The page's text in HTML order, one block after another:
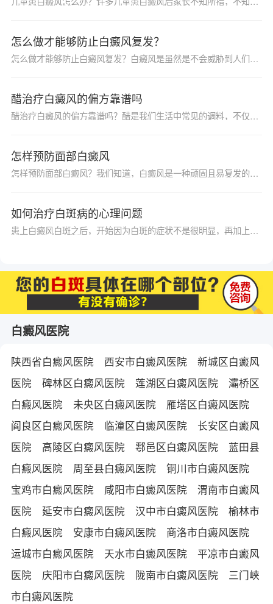
怎么做才能够防止白癜风复发？
怎么做才能够防止白癜风复发？白癜风是虽然是不会威胁到人们的生命，但是对患者的日常生活和工作影响都是相当大的，需要第一时间采取治疗白癜风的措施才行，但是根据我国的临床调查显示发现，很多患者在治愈后还会复发，为了减少患者的复发几率，为大家介绍的则是怎么做才能够防止白癜风复发，想要了解的朋友下面我们一起看下介绍吧。
醋治疗白癜风的偏方靠谱吗
醋治疗白癜风的偏方靠谱吗？醋是我们生活中常见的调料，不仅具有强大的调味功能，还可以进行室内消毒的作用，那么你听说过醋可以治疗白癜风疾病吗？农村很多地方都知道白癜风偏方治疗都有提到用白醋，今天我们就来给大家聊聊，看这个事情是否靠谱呢？
怎样预防面部白癜风
怎样预防面部白癜风？我们知道，白癜风是一种顽固且易复发的色素皮肤病，其发生的部位并不固定，该病的出现严重影响患者的形象，让患者苦不堪言。但是由于初期并不是很明显，往往容易被人忽略。那么，怎样预防面部白癜风？下面请的专家为我们详细解答。
如何治疗白斑病的心理问题
患上白癜风白斑之后，开始因为白斑的症状不是很明显，再加上白斑的面积比较小，所以对自己不会造成很大的心理负担，但是随着很多因素的干扰，白斑有可能会出现扩散的现象，之后对于自己的心理影响就比较大了，有时候甚至会出现一些心理疾病，严重威胁到自己的健康。
白癜风医院
陕西省白癜风医院 西安市白癜风医院
新城区白癜风
医院
碑林区白癜风医院 莲湖区白癜风医院
灞桥区
白癜风医院
未央区白癜风医院
雁塔区白癜风医院
阎良区白癜风医院
临潼区白癜风医院
长安区白癜风
医院
高陵区白癜风医院 鄠邑区白癜风医院
蓝田县
白癜风医院
周至县白癜风医院
铜川市白癜风医院
宝鸡市白癜风医院
咸阳市白癜风医院
渭南市白癜风
医院
延安市白癜风医院 汉中市白癜风医院
榆林市
白癜风医院
安康市白癜风医院
商洛市白癜风医院
运城市白癜风医院
天水市白癜风医院
平凉市白癜风
医院
庆阳市白癜风医院 陇南市白癜风医院
三门峡
市白癜风医院